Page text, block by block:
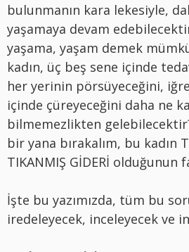
bulunmanın kara lekesiyle,
yaşamaya devam
yaşama, yaşam demek
kadın, üç beş sene içinde
her yerinin pörsüyeceğini,
içinde çüreyeceğini daha ne
bilmemezlikten gelebilecektir?
bir yana bırakalım, bu kadın
TIKANMIŞ GİDERİ olduğunun
İşte bu yazımızda, tüm bu
iredeleyecek, inceleyecek ve